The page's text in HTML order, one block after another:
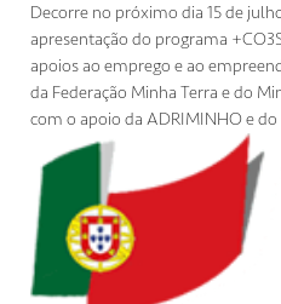
Decorre no próximo dia 15 de
apresentação do programa
apoios ao emprego e ao
da Federação Minha Terra e do
com o apoio da ADRIMINHO e